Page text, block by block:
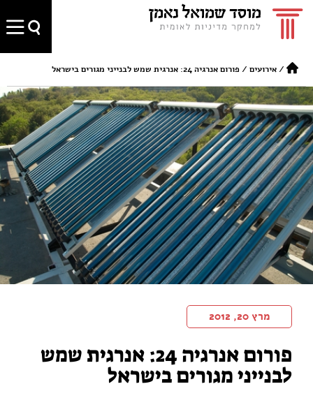
/אירועים / פורום אנרגיה 24: אנרגית שמש לבנייני מגורים בישראל
מרץ 20, 2012
פורום אנרגיה 24: אנרגית שמש
לבנייני מגורים בישראל